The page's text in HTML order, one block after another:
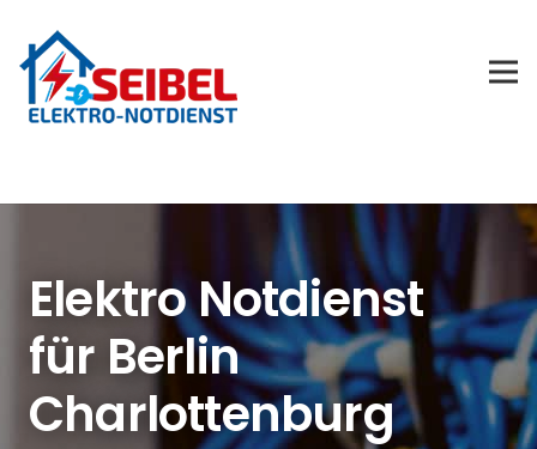
Elektro Notdienst
für Berlin
Charlottenburg